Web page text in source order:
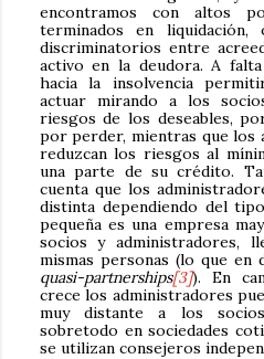
encontramos con altos
terminados en
discriminatorios entre
activo en la deudora. A
hacia la insolvencia
actuar mirando a los
riesgos de los deseables,
por perder, mientras que los
reduzcan los riesgos al
una parte de su crédito.
cuenta que los
distinta dependiendo del
pequeña es una empresa
socios y administradores,
mismas personas (lo que en
quasi-partnerships[3]). En
crece los administradores
muy distante a los
sobretodo en sociedades
se utilizan consejeros